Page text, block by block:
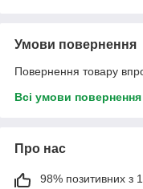
Умови повернення
Повернення товару
Всі умови повернення
Про нас
98% позитивних з